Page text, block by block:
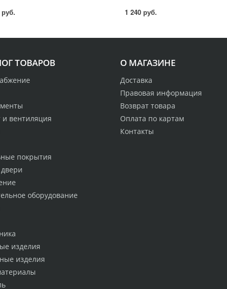
руб. 1 240 руб.
О МАГАЗИНЕ
Доставка
Правовая информация
Возврат товара
Оплата по картам
Контакты
ТОВАРОВ
и вентиляция
покрытия
оборудование
изделия
изделия